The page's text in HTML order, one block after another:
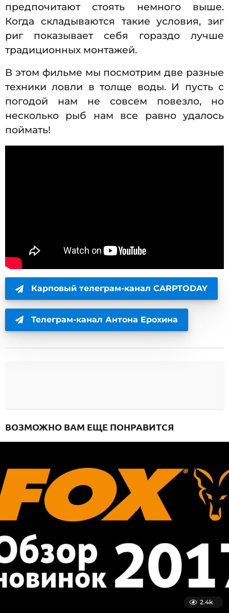
предпочитают стоять немного выше.
Когда складываются такие условия, зиг
риг показывает себя гораздо лучше
традиционных монтажей.
В этом фильме мы посмотрим две разные
техники ловли в толще воды. И пусть с
погодой нам не совсем повезло, но
несколько рыб нам все равно удалось
поймать!
Карповый телеграм-канал CARPTODAY
Телеграм-канал Антона Ерохина
ВОЗМОЖНО ВАМ ЕЩЕ ПОНРАВИТСЯ
2.4k